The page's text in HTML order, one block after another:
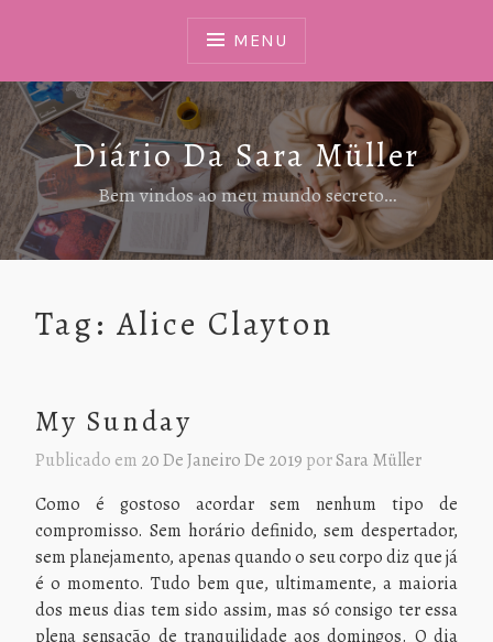
MENU
Diário Da Sara Müller
Bem vindos ao meu mundo secreto…
Tag: Alice Clayton
My Sunday
Publicado em 20 De Janeiro De 2019 porSara Müller
Como é gostoso acordar sem nenhum tipo de
compromisso. Sem horário definido, sem despertador,
sem planejamento, apenas quando o seu corpo diz que já
é o momento. Tudo bem que, ultimamente, a maioria
dos meus dias tem sido assim, mas só consigo ter essa
plena sensação de tranquilidade aos domingos. O dia